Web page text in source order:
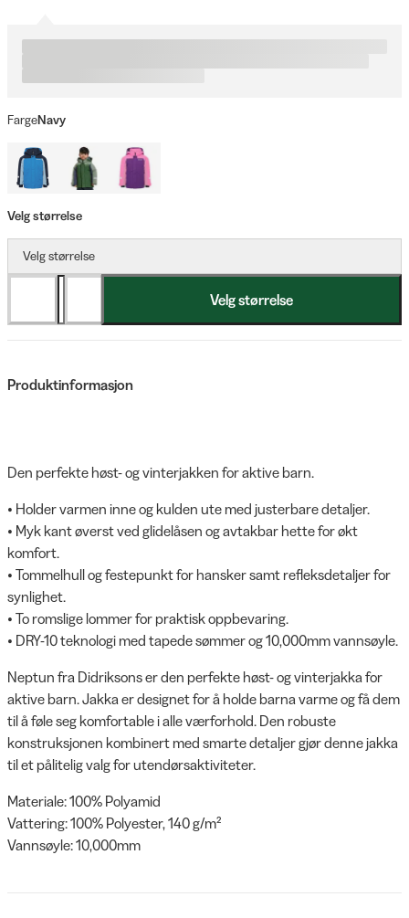
FargeNavy
Velg størrelse
Velg størrelse
Velg størrelse
Produktinformasjon
Den perfekte høst- og vinterjakken for aktive barn.
• Holder varmen inne og kulden ute med justerbare detaljer.
• Myk kant øverst ved glidelåsen og avtakbar hette for økt
komfort.
• Tommelhull og festepunkt for hansker samt refleksdetaljer for
synlighet.
• To romslige lommer for praktisk oppbevaring.
• DRY-10 teknologi med tapede sømmer og 10,000mm vannsøyle.
Neptun fra Didriksons er den perfekte høst- og vinterjakka for
aktive barn. Jakka er designet for å holde barna varme og få dem
til å føle seg komfortable i alle værforhold. Den robuste
konstruksjonen kombinert med smarte detaljer gjør denne jakka
til et pålitelig valg for utendørsaktiviteter.
Materiale: 100% Polyamid
Vattering: 100% Polyester, 140 g/m²
Vannsøyle: 10,000mm